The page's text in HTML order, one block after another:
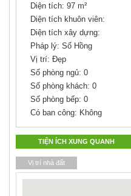
Diện tích: 97 m²
Diện tích khuôn viên:
Diện tích xây dựng:
Pháp lý: Sổ Hồng
Vị trí: Đẹp
Số phòng ngủ: 0
Số phòng khách: 0
Số phòng bếp: 0
Có ban công: Không
TIỆN ÍCH XUNG QUANH
Vị trí nhà đất